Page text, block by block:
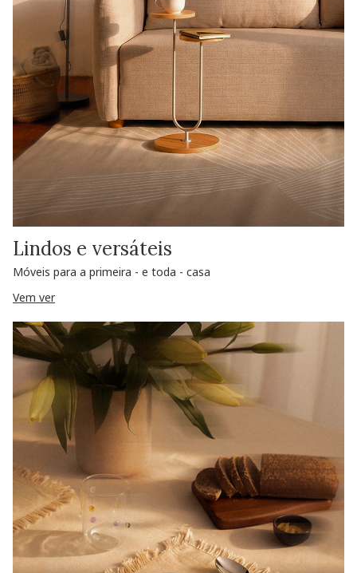
Lindos e versáteis
Móveis para a primeira - e toda - casa
Vem ver